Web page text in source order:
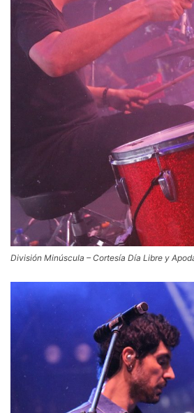
División Minúscula – Cortesía Día Libre y